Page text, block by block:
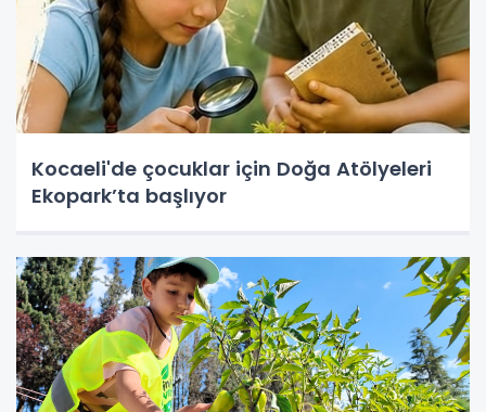
Kocaeli'de çocuklar için Doğa Atölyeleri
Ekopark’ta başlıyor